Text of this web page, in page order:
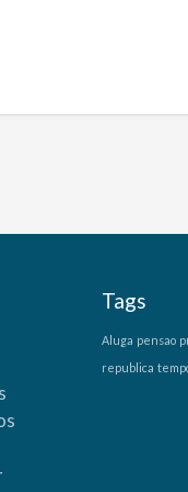
Tags
Aluga pensao
republica